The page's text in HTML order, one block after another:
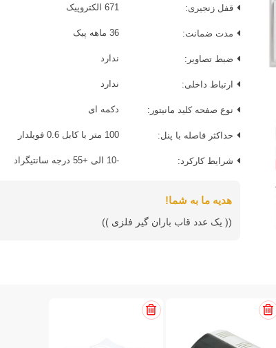
قفل زنجیری: 671 الکتروپیک
مدت ضمانت: 36 ماهه پیک
ضبط تصاویر: ندارد
ارتباط داخلی: ندارد
نوع صفحه کلید مانیتور: دکمه ای
حداکثر فاصله با پنل: 100 متر با کابل 0.6 فویلدار
شرایط کارکرد: -10 الی +55 درجه سانتیگراد
هدیه ما به شما!
(( یک عدد قاب باران گیر فلزی ))